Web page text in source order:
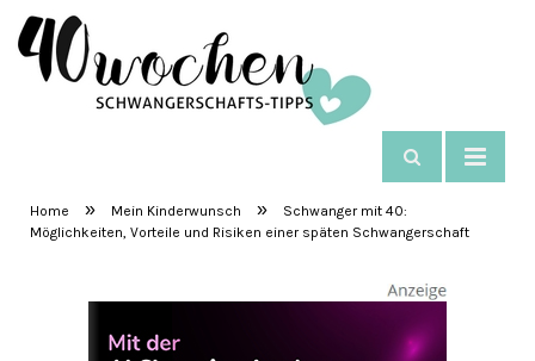
SchwangerschaftsTipps
Home » Mein Kinderwunsch »
Schwanger mit 40:
Möglichkeiten, Vorteile und Risiken einer späten Schwangerschaft